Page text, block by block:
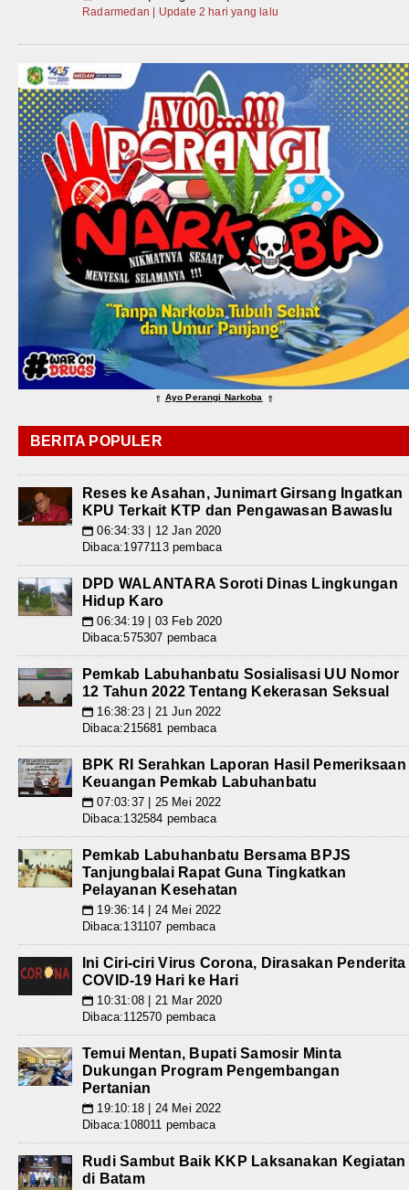
Radarmedan | Update 2 hari yang lalu
⇑ Ayo Perangi Narkoba ⇑
BERITA POPULER
Reses ke Asahan, Junimart Girsang Ingatkan
KPU Terkait KTP dan Pengawasan Bawaslu
📅 06:34:33 | 12 Jan 2020
Dibaca:1977113 pembaca
DPD WALANTARA Soroti Dinas Lingkungan
Hidup Karo
📅 06:34:19 | 03 Feb 2020
Dibaca:575307 pembaca
Pemkab Labuhanbatu Sosialisasi UU Nomor
12 Tahun 2022 Tentang Kekerasan Seksual
📅 16:38:23 | 21 Jun 2022
Dibaca:215681 pembaca
BPK RI Serahkan Laporan Hasil Pemeriksaan
Keuangan Pemkab Labuhanbatu
📅 07:03:37 | 25 Mei 2022
Dibaca:132584 pembaca
Pemkab Labuhanbatu Bersama BPJS
Tanjungbalai Rapat Guna Tingkatkan
Pelayanan Kesehatan
📅 19:36:14 | 24 Mei 2022
Dibaca:131107 pembaca
Ini Ciri-ciri Virus Corona, Dirasakan Penderita
COVID-19 Hari ke Hari
📅 10:31:08 | 21 Mar 2020
Dibaca:112570 pembaca
Temui Mentan, Bupati Samosir Minta
Dukungan Program Pengembangan
Pertanian
📅 19:10:18 | 24 Mei 2022
Dibaca:108011 pembaca
Rudi Sambut Baik KKP Laksanakan Kegiatan
di Batam